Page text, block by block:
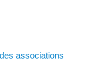
associations